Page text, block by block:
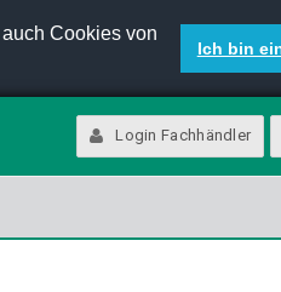
Cookies von
Ich bin
Login Fachhändler